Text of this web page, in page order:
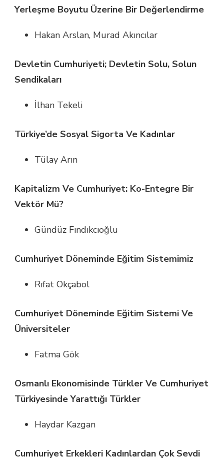
Yerleşme Boyutu Üzerine Bir Değerlendirme
Hakan Arslan, Murad Akıncılar
Devletin Cumhuriyeti; Devletin Solu, Solun
Sendikaları
İlhan Tekeli
Türkiye’de Sosyal Sigorta Ve Kadınlar
Tülay Arın
Kapitalizm Ve Cumhuriyet: Ko-Entegre Bir
Vektör Mü?
Gündüz Fındıkcıoğlu
Cumhuriyet Döneminde Eğitim Sistemimiz
Rıfat Okçabol
Cumhuriyet Döneminde Eğitim Sistemi Ve
Üniversiteler
Fatma Gök
Osmanlı Ekonomisinde Türkler Ve Cumhuriyet
Türkiyesinde Yarattığı Türkler
Haydar Kazgan
Cumhuriyet Erkekleri Kadınlardan Çok Sevdi